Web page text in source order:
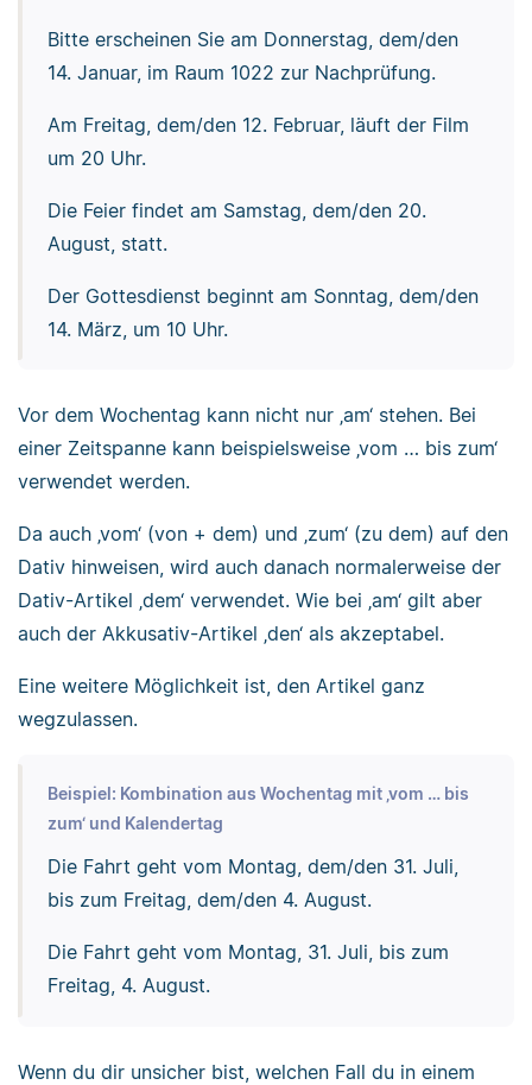
Bitte erscheinen Sie am Donnerstag, dem/den
14. Januar, im Raum 1022 zur Nachprüfung.
Am Freitag, dem/den 12. Februar, läuft der Film
um 20 Uhr.
Die Feier findet am Samstag, dem/den 20.
August, statt.
Der Gottesdienst beginnt am Sonntag, dem/den
14. März, um 10 Uhr.
Vor dem Wochentag kann nicht nur ‚am‘ stehen. Bei
einer Zeitspanne kann beispielsweise ‚vom … bis zum‘
verwendet werden.
Da auch ‚vom‘ (von + dem) und ‚zum‘ (zu dem) auf den
Dativ hinweisen, wird auch danach normalerweise der
Dativ-Artikel ‚dem‘ verwendet. Wie bei ‚am‘ gilt aber
auch der Akkusativ-Artikel ‚den‘ als akzeptabel.
Eine weitere Möglichkeit ist, den Artikel ganz
wegzulassen.
Beispiel: Kombination aus Wochentag mit ‚vom … bis
zum‘ und Kalendertag
Die Fahrt geht vom Montag, dem/den 31. Juli,
bis zum Freitag, dem/den 4. August.
Die Fahrt geht vom Montag, 31. Juli, bis zum
Freitag, 4. August.
Wenn du dir unsicher bist, welchen Fall du in einem